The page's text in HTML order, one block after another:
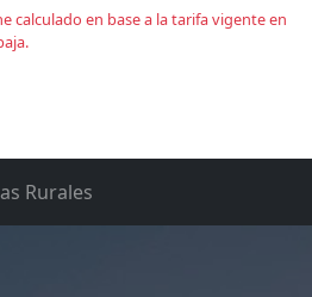
calculado en base a la tarifa vigente en
Rurales